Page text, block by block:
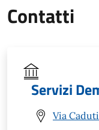
Contatti
Servizi
Via